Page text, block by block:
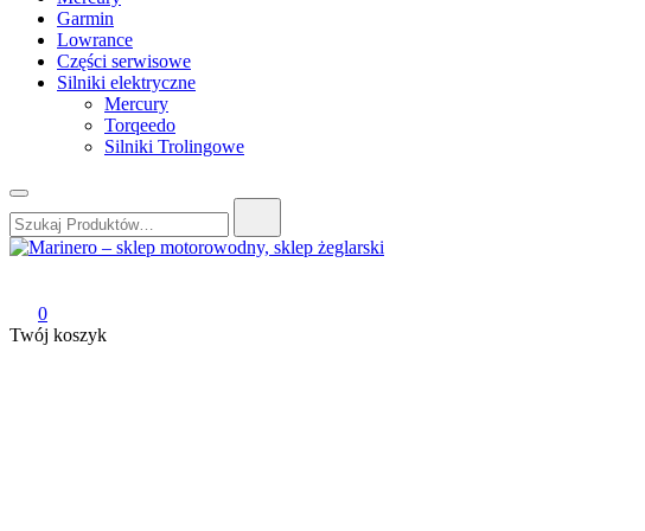
Garmin
Lowrance
Części serwisowe
Silniki elektryczne
Mercury
Torqeedo
Silniki Trolingowe
0
Twój koszyk